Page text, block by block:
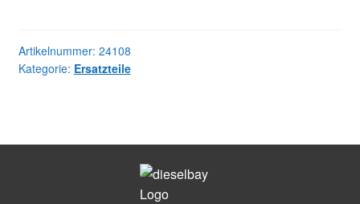
Artikelnummer: 24108
Kategorie: Ersatzteile